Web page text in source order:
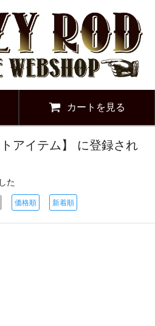
カートを見る
トアイテム】 に登録され
た
価格順 新着順